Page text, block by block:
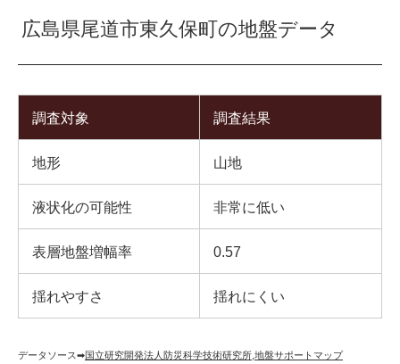
広島県尾道市東久保町の地盤データ
調査対象 調査結果
地形 山地
液状化の可能性 非常に低い
表層地盤増幅率 0.57
揺れやすさ 揺れにくい
データソース➡︎国立研究開発法人防災科学技術研究所 地盤サポートマップ